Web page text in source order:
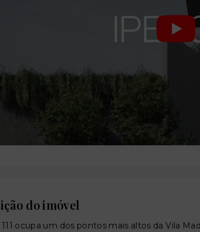
do imóvel
ocupa um dos pontos mais altos da Vila